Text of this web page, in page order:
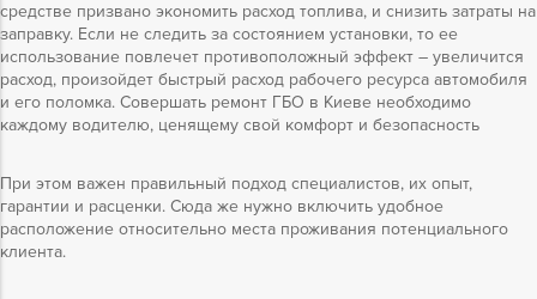
средстве призвано экономить расход топлива, и снизить затраты на
заправку. Если не следить за состоянием установки, то ее
использование повлечет противоположный эффект – увеличится
расход, произойдет быстрый расход рабочего ресурса автомобиля
и его поломка. Совершать ремонт ГБО в Киеве необходимо
каждому водителю, ценящему свой комфорт и безопасность
При этом важен правильный подход специалистов, их опыт,
гарантии и расценки. Сюда же нужно включить удобное
расположение относительно места проживания потенциального
клиента.